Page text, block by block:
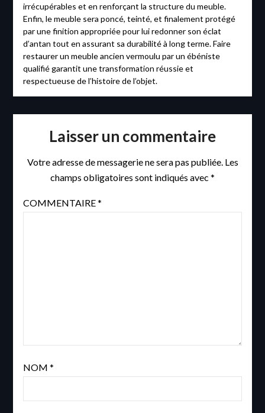
irrécupérables et en renforçant la structure du meuble.
Enfin, le meuble sera poncé, teinté, et finalement protégé
par une finition appropriée pour lui redonner son éclat
d’antan tout en assurant sa durabilité à long terme. Faire
restaurer un meuble ancien vermoulu par un ébéniste
qualifié garantit une transformation réussie et
respectueuse de l’histoire de l’objet.
Laisser un commentaire
Votre adresse de messagerie ne sera pas publiée. Les
champs obligatoires sont indiqués avec *
COMMENTAIRE*
NOM *